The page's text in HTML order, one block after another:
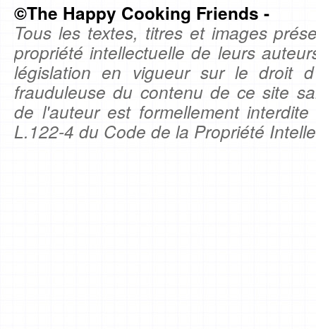
©The Happy Cooking Friends -
Tous les textes, titres et images
propriété intellectuelle de leurs
législation en vigueur sur le droit
frauduleuse du contenu de ce site
de l'auteur est formellement
L.122-4 du Code de la Propriété